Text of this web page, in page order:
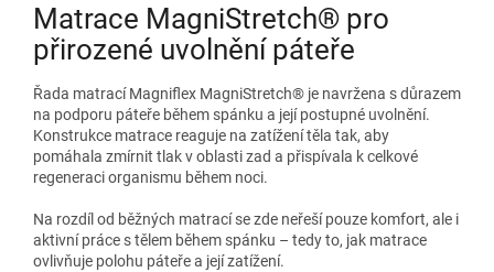
Matrace MagniStretch® pro
přirozené uvolnění páteře
Řada matrací Magniflex MagniStretch® je navržena s důrazem
na podporu páteře během spánku a její postupné uvolnění.
Konstrukce matrace reaguje na zatížení těla tak, aby
pomáhala zmírnit tlak v oblasti zad a přispívala k celkové
regeneraci organismu během noci.
Na rozdíl od běžných matrací se zde neřeší pouze komfort, ale i
aktivní práce s tělem během spánku – tedy to, jak matrace
ovlivňuje polohu páteře a její zatížení.